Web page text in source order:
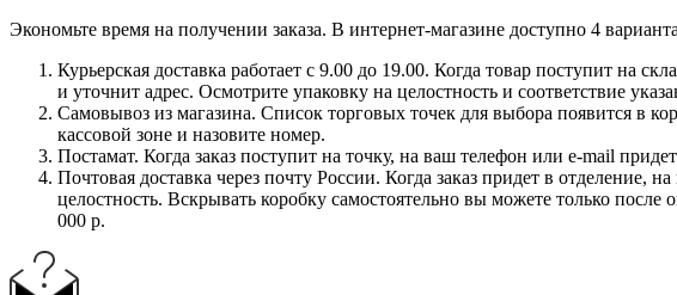
Экономьте время на получении заказа. В интернет-магазине доступно 4
Курьерская доставка работает с 9.00 до 19.00. Когда товар поступит на
и уточнит адрес. Осмотрите упаковку на целостность и соответствие
Самовывоз из магазина. Список торговых точек для выбора появится в
кассовой зоне и назовите номер.
Постамат. Когда заказ поступит на точку, на ваш телефон или e-mail
Почтовая доставка через почту России. Когда заказ придет в
целостность. Вскрывать коробку самостоятельно вы можете только
000 р.